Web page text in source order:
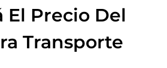
El Precio Del
Transporte